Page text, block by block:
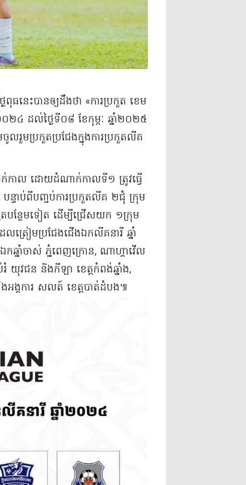
នេះ​បាន​ឲ្យ​ដឹងថា «​ការប្រកួត ខេ​ម​
២៤ ដល់​ថ្ងៃទី​០៨ ខែកុម្ភៈ ឆ្នាំ​២០២៥
រួម​ប្រកួតប្រជែង​ក្នុងការ​ប្រកួត​លី​គ
ក់កាល ដោយ​ដំណាក់កាល​ទី​១ ត្រូវធ្វើ​
ន្ទាប់ពី​បញ្ចប់​ការប្រកួត​លី​គ ២​ជុំ ក្រុម​
ន្ថែមទៀត ដើម្បី​ជ្រើស​យក ១​ក្រុម​
ល​ត្រៀម​ប្រជែង​ជើងឯក​លី​គ​នារី ឆ្នាំ​
នាំ​ចាស់ ភ្នំពេញ​ក្រោ​ន​, ណាហ្គា​វើ​ល​
យុវជន និង​កីឡា ខេត្តកំពង់ឆ្នាំង​,
អង្គការ ស​លត៍ ខេត្តបាត់ដំបង​៕